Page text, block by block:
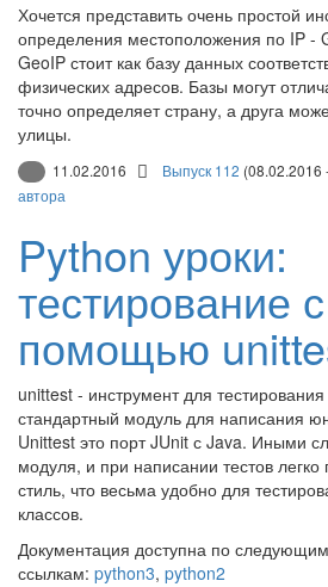
Хочется представить очень простой
определения местоположения по IP -
GeoIP стоит как базу данных
физических адресов. Базы могут
точно определяет страну, а друга
улицы.
11.02.2016 Выпуск 112 (08.02.2016
автора
Python уроки:
тестирование с
помощью
unittest - инструмент для
стандартный модуль для написания
Unittest это порт JUnit с Java. Иными
модуля, и при написании тестов
стиль, что весьма удобно для
классов.
Документация доступна по следующим
ссылкам: python3, python2